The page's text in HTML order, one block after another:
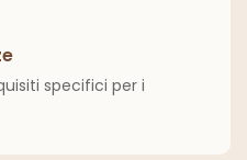
specifici per i